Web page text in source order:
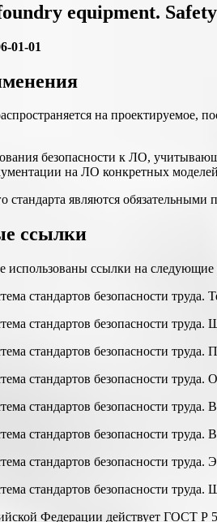
equipment.
01-01
на проектируемое,
безопасности к ЛО,
на ЛО конкретных
стандарта являются обязательными
ссылки
использованы ссылки на
стандартов безопасности труда.
стандартов безопасности
стандартов безопасности труда.
стандартов безопасности труда.
стандартов безопасности труда.
стандартов безопасности труда.
стандартов безопасности
стандартов безопасности
Федерации действует ГОСТ